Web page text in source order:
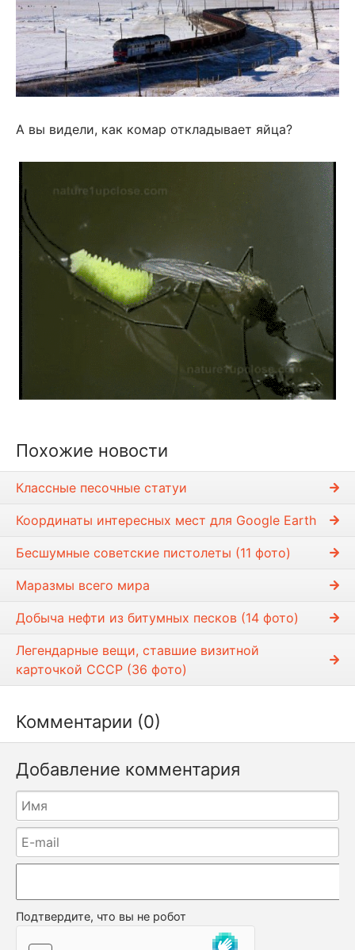
А вы видели, как комар откладывает яйца?
Похожие новости
Классные песочные статуи
Координаты интересных мест для Google Earth
Бесшумные советские пистолеты (11 фото)
Маразмы всего мира
Добыча нефти из битумных песков (14 фото)
Легендарные вещи, ставшие визитной
карточкой СССР (36 фото)
Комментарии (0)
Добавление комментария
Подтвердите, что вы не робот